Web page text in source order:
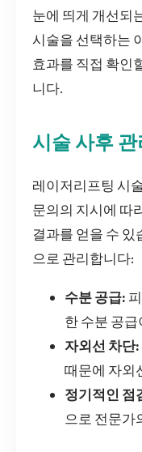
눈에 띄게 개선되
시술을 선택하는
효과를 직접 확인
니다.
시술 사후 관
레이저리프팅 시
문의의 지시에 따
결과를 얻을 수 있
으로 관리합니다:
수분 공급:
한 수분 공
자외선 차단:
때문에 자외
정기적인 점
으로 전문가